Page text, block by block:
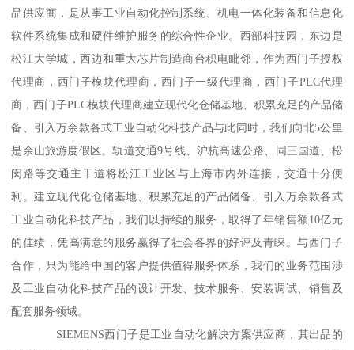
品供应商，是从事工业自动化控制系统、机电一体化装备和信息化
软件系统集成和硬件维护服务的综合性企业。西部科技园，东边是
松江大学城，西边和重大芯片制造商台积电毗邻，作为西门子授权
代理商，西门子模块代理商，西门子一级代理商，西门子PLC代理
商，西门子PLC模块代理商建立现代化仓储基地、积累充足的产品储
备、引入万余款各式工业自动化科技产品与此同时，我们向北5公里
是余山旅游度假区。轨道交通9号线、沪杭高速公路、同三国道、松
闵路等交通主干道将松江工业区与上海市内外连接，交通十分便
利。建立现代化仓储基地、积累充足的产品储备、引入万余款各式
工业自动化科技产品，我们以持续的服务，取得了年销售额10亿元
的佳绩，凭高满意的服务赢得了社会各界的好评及青睐。与西门子
合作，只为能给中国的客户提供值得服务体系，我们的业务范围涉
及工业自动化科技产品的设计开发、技术服务、安装调试、销售及
配套服务领域。
SIEMENS西门子是工业自动化解决方案供应商，其出品的